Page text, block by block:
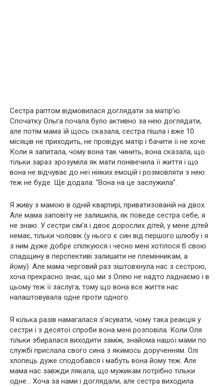
Сестра раптом відмовилася доглядати за матір’ю.
Спочатку Ольга почала було активно за нею доглядати,
але потім мама їй щось сказала, сестра пішла і вже 10
місяців не приходить, не провідує матір і бачити її не хоче.
Коли я запитала, чому вона так чинить, вона сказала, що
тільки зараз зрозуміла як мати понівечила її життя і що
вона не відчуває до неї ніяких емоцій і розмовляти з нею
теж не буде. Ще додала: “Вона на це заслужила”.
Я живу з мамою в одній квартирі, приватизованій на двох.
Але мама заповіту не залишила, як поведе сестра себе, я
не знаю. У сестри сім’я і двоє дорослих дітей, у мене дітей
немає, тільки чоловік (у нього є син від першого шлюбу і я
з ним дуже добре спілкуюся і чесно мені хотілося б свою
спадщину в перспективі залишити не племінникам, а
йому). Але мама черговий раз зіштовхнула нас з сестрою,
хоча прекрасно знає, що ми з Олею не надто ладнаємо і в
цьому теж її заслуга, тому що вона все життя нас
налаштовувала одне проти одного.
Я кілька разів намагалася з’ясувати, чому така реакція у
сестри і з десятої спроби вона мені розповіла. Коли Оля
тільки збиралася виходити заміж, знайома нашої мами по
службі прислала свого сина з якимось дорученням. Олі
хлопець дуже сподобався і мабуть вона йому теж. Але
мама нас завжди лякала, що мужикам потрібно тільки
одне… Хоча за нами і доглядали, але сестра виходила